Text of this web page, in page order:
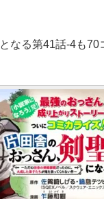
なる第41話-4も70